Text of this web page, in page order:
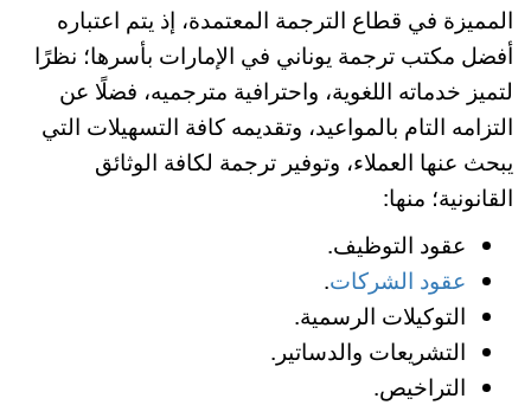
المميزة في قطاع الترجمة المعتمدة، إذ يتم اعتباره
أفضل مكتب ترجمة يوناني في الإمارات بأسرها؛ نظرًا
لتميز خدماته اللغوية، واحترافية مترجميه، فضلًا عن
التزامه التام بالمواعيد، وتقديمه كافة التسهيلات التي
يبحث عنها العملاء، وتوفير ترجمة لكافة الوثائق
القانونية؛ منها:
عقود التوظيف.
عقود الشركات.
التوكيلات الرسمية.
التشريعات والدساتير.
التراخيص.